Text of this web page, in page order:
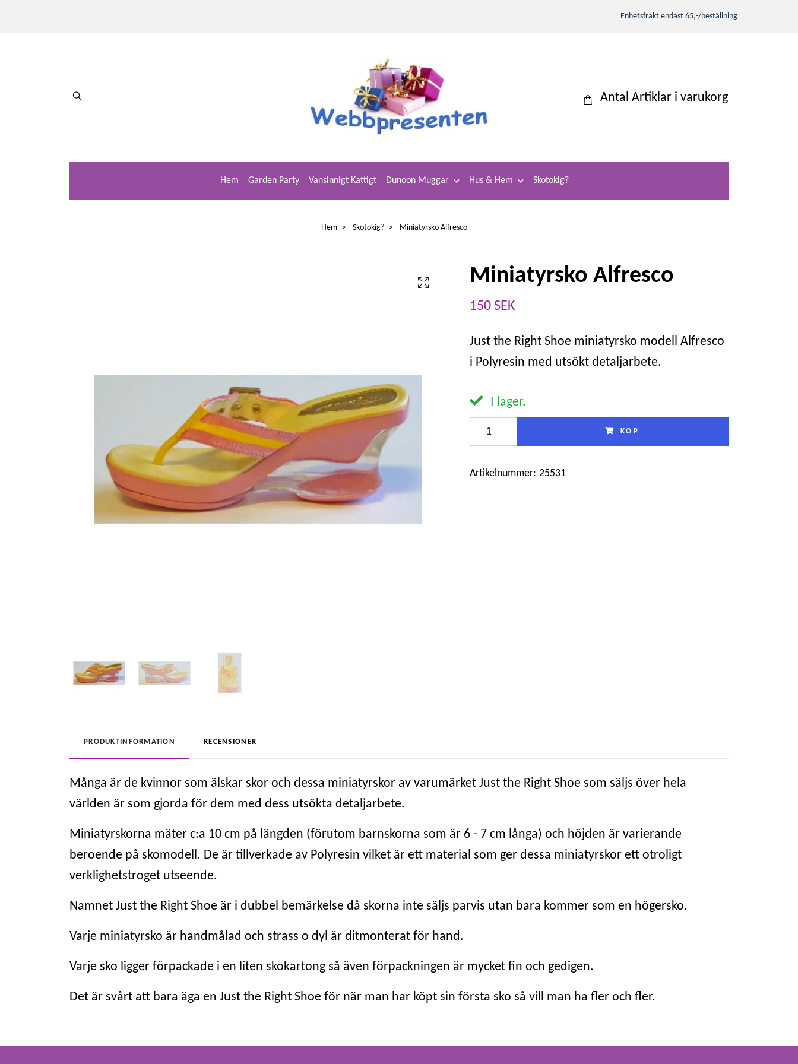
Enhetsfrakt endast 65,-/beställning
Antal Artiklar i varukorg
Hem Garden Party Vansinnigt Kattigt Dunoon Muggar Hus & Hem Skotokig?
Hem Skotokig? Miniatyrsko Alfresco
Miniatyrsko Alfresco
150 SEK
Just the Right Shoe miniatyrsko modell Alfresco
i Polyresin med utsökt detaljarbete.
I lager.
KÖP
Artikelnummer: 25531
PRODUKTINFORMATION RECENSIONER
Många är de kvinnor som älskar skor och dessa miniatyrskor av varumärket Just the Right Shoe som säljs över hela
världen är som gjorda för dem med dess utsökta detaljarbete.
Miniatyrskorna mäter c:a 10 cm på längden (förutom barnskorna som är 6 - 7 cm långa) och höjden är varierande
beroende på skomodell. De är tillverkade av Polyresin vilket är ett material som ger dessa miniatyrskor ett otroligt
verklighetstroget utseende.
Namnet Just the Right Shoe är i dubbel bemärkelse då skorna inte säljs parvis utan bara kommer som en högersko.
Varje miniatyrsko är handmålad och strass o dyl är ditmonterat för hand.
Varje sko ligger förpackade i en liten skokartong så även förpackningen är mycket fin och gedigen.
Det är svårt att bara äga en Just the Right Shoe för när man har köpt sin första sko så vill man ha fler och fler.